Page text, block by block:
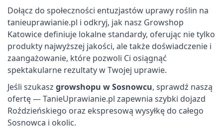
Dołącz do społeczności entuzjastów uprawy roślin na
tanieuprawianie.pl i odkryj, jak nasz Growshop
Katowice definiuje lokalne standardy, oferując nie tylko
produkty najwyższej jakości, ale także doświadczenie i
zaangażowanie, które pozwoli Ci osiągnąć
spektakularne rezultaty w Twojej uprawie.
Jeśli szukasz growshopu w Sosnowcu, sprawdź naszą
ofertę — TanieUprawianie.pl zapewnia szybki dojazd
Roździeńskiego oraz ekspresową wysyłkę do całego
Sosnowca i okolic.